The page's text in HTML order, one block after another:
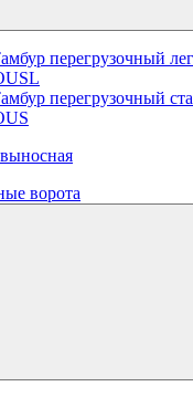
перегрузочный
перегрузочный
ворота